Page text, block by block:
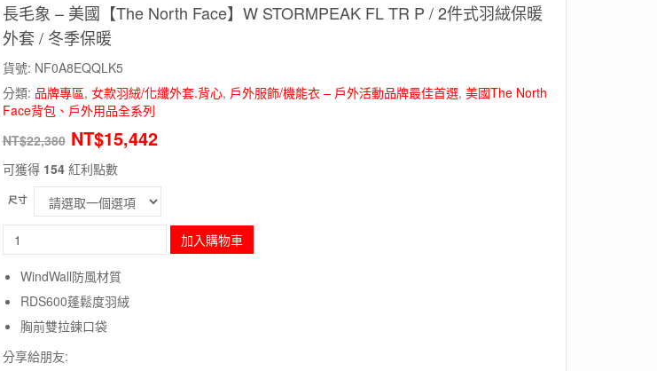
長毛象 – 美國【The North Face】W STORMPEAK FL TR P / 2件式羽絨保暖
外套 / 冬季保暖
貨號: NF0A8EQQLK5
分類: 品牌專區, 女款羽絨/化纖外套.背心, 戶外服飾/機能衣 – 戶外活動品牌最佳首選, 美國The North
Face背包、戶外用品全系列
NT$22,380 NT$15,442
可獲得 154紅利點數
尺寸
毛
美
國
North
加入購物車
WindWall防風材質
RDS600蓬鬆度羽絨
胸前雙拉鍊口袋
分享給朋友: